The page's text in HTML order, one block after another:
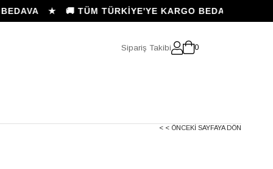
★ 🚚 TÜM TÜRKİYE'YE KARGO BEDAVA ★
Sipariş Takibi 0
< < ÖNCEKI SAYFAYA DÖN